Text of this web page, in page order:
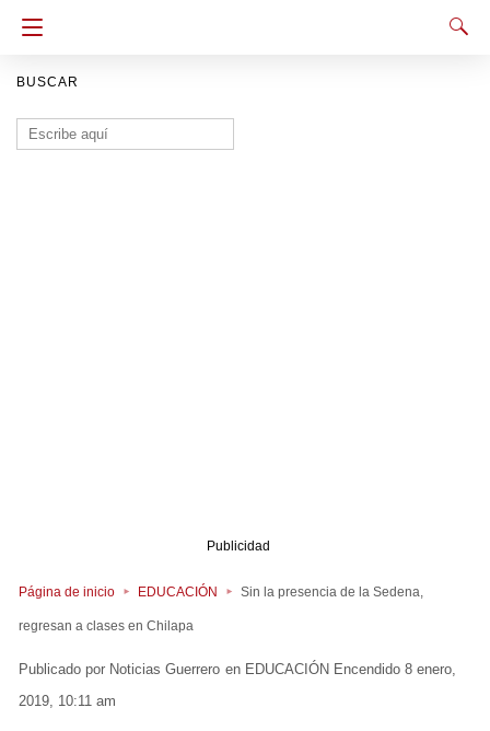
BUSCAR
Buscar:
Publicidad
Página de inicio EDUCACIÓN Sin la presencia de la Sedena,
regresan a clases en Chilapa
Noticias Guerrero en EDUCACIÓN Encendido 8 enero,
2019, 10:11 am